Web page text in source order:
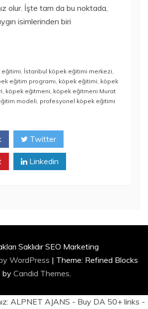
olur. İşte tam da bu noktada,
isimlerinden biri
eğitimi İstanbul köpek eğitimi merkezi
eğitim programı köpek eğitimi köpek
köpek eğitmeni köpek eğitmeni Murat
modeli profesyonel köpek eğitimi
Twitter
Linkedin
Saklıdır SEO Marketing
WordPress | Theme: Refined Blocks
by Candid Themes
ALPNET AJANS - Buy DA 50+ links -